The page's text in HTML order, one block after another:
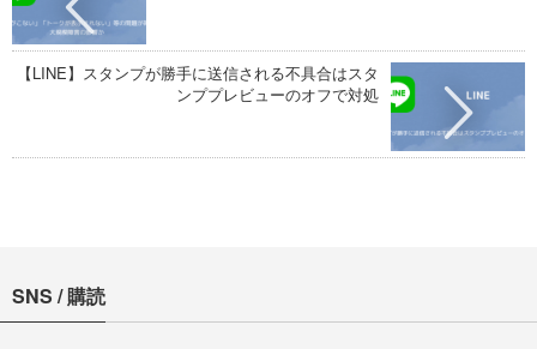
【LINE】スタンプが勝手に送信される不具合はスタ
ンププレビューのオフで対処
SNS / 購読